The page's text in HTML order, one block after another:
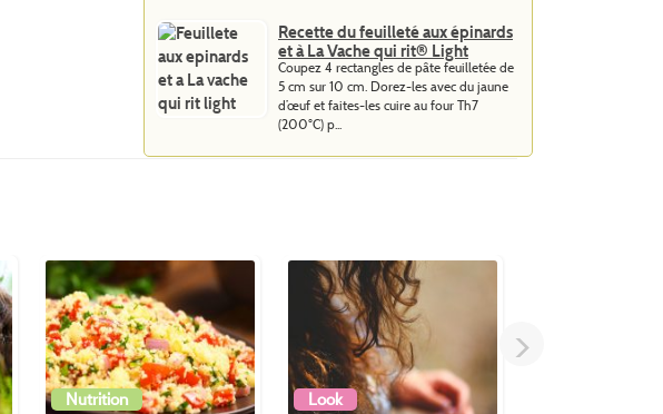
Recette du feuilleté aux épinards
et à La Vache qui rit® Light
Coupez 4 rectangles de pâte feuilletée de
5 cm sur 10 cm. Dorez-les avec du jaune
d’œuf et faites-les cuire au four Th7
(200°C) p...
Nutrition Look
>